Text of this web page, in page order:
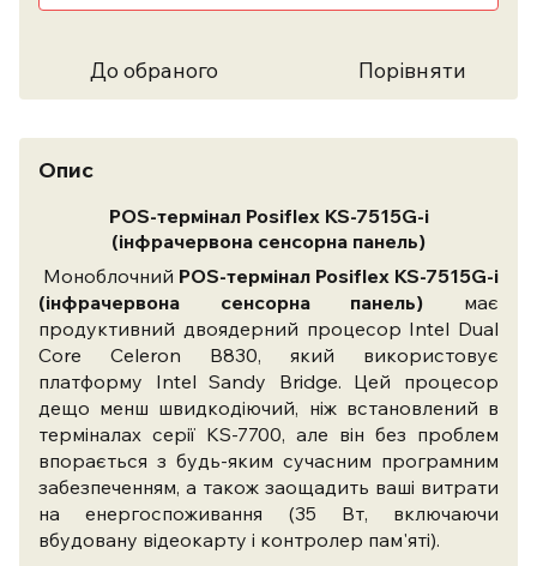
До обраного Порівняти
Опис
POS-термінал Posiflex KS-7515G-i
(інфрачервона сенсорна панель)
Моноблочний POS-термінал Posiflex KS-7515G-i
(інфрачервона сенсорна панель) має
продуктивний двоядерний процесор Intel Dual
Core Celeron B830, який використовує
платформу Intel Sandy Bridge. Цей процесор
дещо менш швидкодіючий, ніж встановлений в
терміналах серії KS-7700, але він без проблем
впорається з будь-яким сучасним програмним
забезпеченням, а також заощадить ваші витрати
на енергоспоживання (35 Вт, включаючи
вбудовану відеокарту і контролер пам'яті).